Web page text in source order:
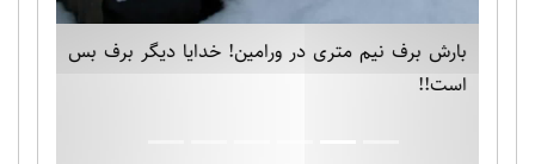
بارش برف نیم متری در ورامین! خدایا دیگر برف بس
است!!